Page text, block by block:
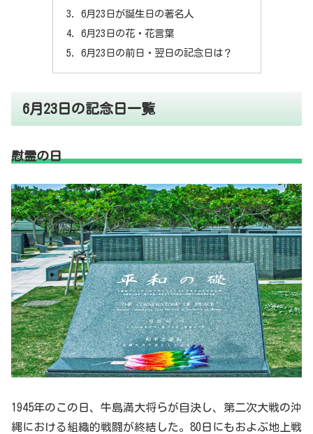
6月23日が誕生日の著名人
6月23日の花・花言葉
6月23日の前日・翌日の記念日は？
6月23日の記念日一覧
慰霊の日
1945年のこの日、牛島満大将らが自決し、第二次大戦の沖
縄における組織的戦闘が終結した。80日にもおよぶ地上戦